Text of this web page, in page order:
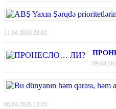
11.04.2026 22:02
06.04.2026 13:45